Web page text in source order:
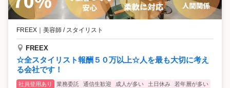
FREEX ｜ 美容師 / スタイリスト
FREEX
☆全スタイリスト報酬５０万以上☆人を最も大切に考え
る会社です！
社員登用あり 業務委託 通信生歓迎 成人が多い 土日休み 若年層が多い